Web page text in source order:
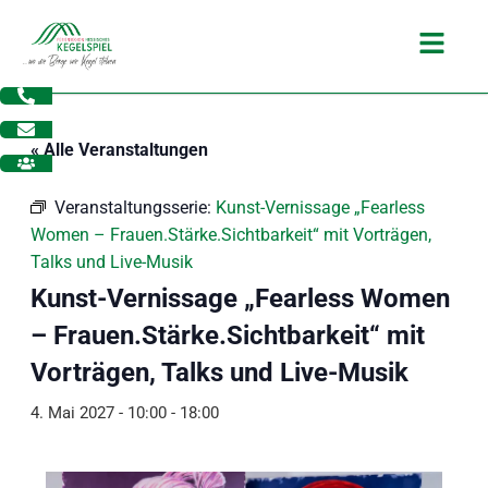
Inhalt
springen
Main
« Alle Veranstaltungen
Veranstaltungsserie: Kunst-Vernissage „Fearless
Women – Frauen.Stärke.Sichtbarkeit“ mit Vorträgen,
Talks und Live-Musik
Kunst-Vernissage „Fearless Women
– Frauen.Stärke.Sichtbarkeit“ mit
Vorträgen, Talks und Live-Musik
4. Mai 2027 - 10:00- 18:00